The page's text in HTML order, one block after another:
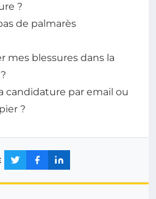
?
de palmarès
mes blessures dans la
candidature par email ou
?